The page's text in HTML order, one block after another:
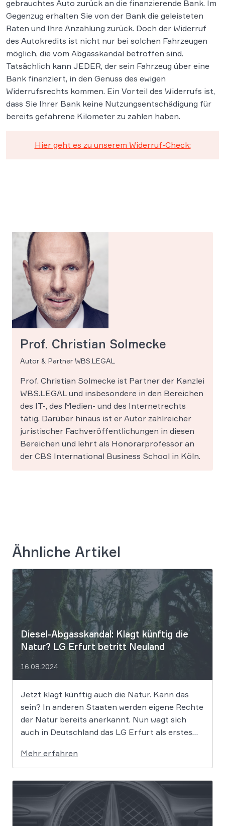
gebrauchtes Auto zurück an die finanzierende Bank. Im
Gegenzug erhalten Sie von der Bank die geleisteten
Raten und Ihre Anzahlung zurück. Doch der Widerruf
des Autokredits ist nicht nur bei solchen Fahrzeugen
möglich, die vom Abgasskandal betroffen sind.
Tatsächlich kann JEDER, der sein Fahrzeug über eine
Bank finanziert, in den Genuss des ewigen
Widerrufsrechts kommen. Ein Vorteil des Widerrufs ist,
dass Sie Ihrer Bank keine Nutzungsentschädigung für
bereits gefahrene Kilometer zu zahlen haben.
Hier geht es zu unserem Widerruf-Check:
Prof. Christian Solmecke
Autor & Partner WBS.LEGAL
Prof. Christian Solmecke ist Partner der Kanzlei
WBS.LEGAL und insbesondere in den Bereichen
des IT-, des Medien- und des Internetrechts
tätig. Darüber hinaus ist er Autor zahlreicher
juristischer Fachveröffentlichungen in diesen
Bereichen und lehrt als Honorarprofessor an
der CBS International Business School in Köln.
Ähnliche Artikel
Diesel-Abgasskandal: Klagt künftig die
Natur? LG Erfurt betritt Neuland
16.08.2024
Jetzt klagt künftig auch die Natur. Kann das
sein? In anderen Staaten werden eigene Rechte
der Natur bereits anerkannt. Nun wagt sich
auch in Deutschland das LG Erfurt als erstes
Neuland. Und das ausgerechnet in einem Diesel-
Abgasskandal-Fall – den Käufer eines BMW […]
Mehr erfahren